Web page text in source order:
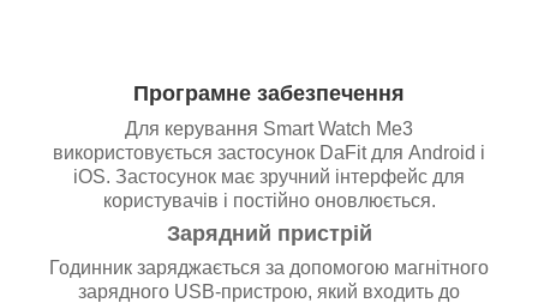
Програмне забезпечення
Для керування Smart Watch Me3
використовується застосунок DaFit для Android і
iOS. Застосунок має зручний інтерфейс для
користувачів і постійно оновлюється.
Зарядний пристрій
Годинник заряджається за допомогою магнітного
зарядного USB-пристрою, який входить до